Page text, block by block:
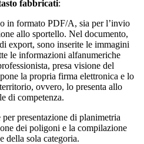
fabbricati:
in formato PDF/A, sia per l’invio
allo sportello. Nel documento,
export, sono inserite le immagini
le informazioni alfanumeriche
presa visione del
la propria firma elettronica e lo
ovvero, lo presenta allo
di competenza.
presentazione di planimetria
dei poligoni e la compilazione
della sola categoria.